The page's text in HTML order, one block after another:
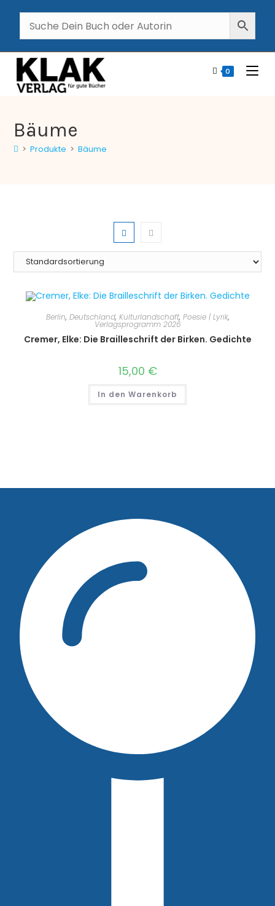
0
Bäume
> Produkte > Bäume
Berlin, Deutschland, Kulturlandschaft, Poesie | Lyrik,
Verlagsprogramm 2026
Cremer, Elke: Die Brailleschrift der Birken. Gedichte
15,00 €
In den Warenkorb